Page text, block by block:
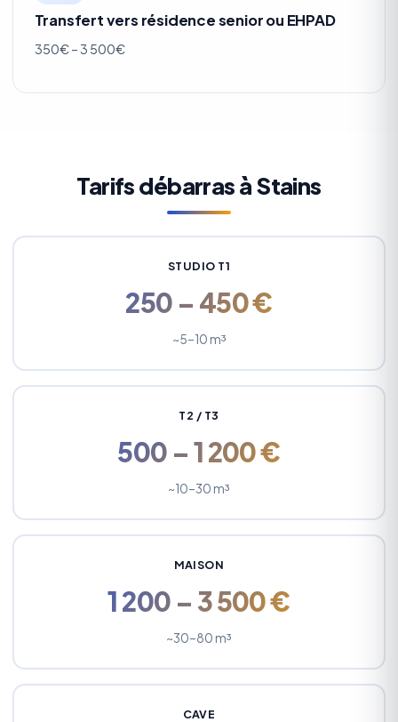
Transfert vers résidence senior ou EHPAD
350€ – 3 500€
Tarifs débarras à Stains
STUDIO T1
250 – 450 €
~5–10 m³
T2 / T3
500 – 1 200 €
~10–30 m³
MAISON
1 200 – 3 500 €
~30–80 m³
CAVE